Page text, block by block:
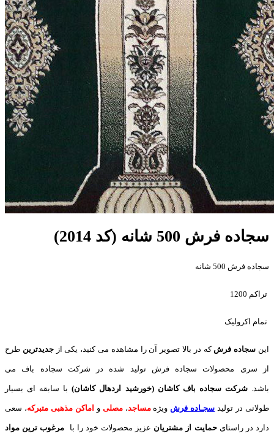
سجاده فرش 500 شانه (کد 2014)
سجاده فرش 500 شانه
تراکم 1200
تمام اکرولیک
این سجاده فرش که در بالا تصویر آن را مشاهده می کنید، یکی ازجدیدترین طرح
از سری محصولات سجاده فرش تولید شده در شرکت سجاده باف می
باشد.شرکت سجاده باف کاشان (خورشید اردهال کاشان)با سابقه ای بسیار
طولانی در تولید سجـاده فرش ویژهمساجد،مصلی و اماکن مذهبی متبرکه، سعی
دارد در راستایحمایت از مشتریان عزیز محصولات خود را با مرغوب ترین مواد